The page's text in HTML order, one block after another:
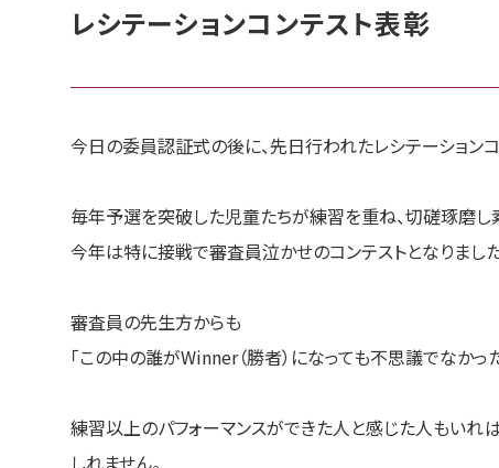
レシテーションコンテスト表彰
今日の委員認証式の後に、先日行われたレシテーション
毎年予選を突破した児童たちが練習を重ね、切磋琢磨し
今年は特に接戦で審査員泣かせのコンテストとなりました
審査員の先生方からも
「この中の誰がWinner（勝者）になっても不思議でなかっ
練習以上のパフォーマンスができた人と感じた人もいれ